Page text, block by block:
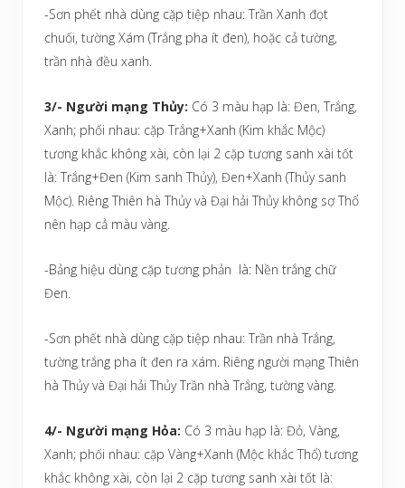
-Sơn phết nhà dùng cặp tiệp nhau: Trần Xanh đọt
chuối, tường Xám (Trắng pha ít đen), hoặc cả tường,
trần nhà đều xanh.
3/- Người mạng Thủy: Có 3 màu hạp là: Đen, Trắng,
Xanh; phối nhau: cặp Trắng+Xanh (Kim khắc Mộc)
tương khắc không xài, còn lại 2 cặp tương sanh xài tốt
là: Trắng+Đen (Kim sanh Thủy), Đen+Xanh (Thủy sanh
Mộc). Riêng Thiên hà Thủy và Đại hải Thủy không sợ Thổ
nên hạp cả màu vàng.
-Bảng hiệu dùng cặp tương phản là: Nền trắng chữ
Đen.
-Sơn phết nhà dùng cặp tiệp nhau: Trần nhà Trắng,
tường trắng pha ít đen ra xám. Riêng người mạng Thiên
hà Thủy và Đại hải Thủy Trần nhà Trắng, tường vàng.
4/- Người mạng Hỏa: Có 3 màu hạp là: Đỏ, Vàng,
Xanh; phối nhau: cặp Vàng+Xanh (Mộc khắc Thổ) tương
khắc không xài, còn lại 2 cặp tương sanh xài tốt là: